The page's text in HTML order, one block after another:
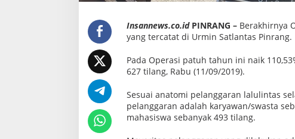
l
a
Insannews.co.idPINRANG – Berakhirnya
yang tercatat di Urmin Satlantas Pinrang.
Pada Operasi patuh tahun ini naik
627 tilang, Rabu (11/09/2019).
Sesuai anatomi pelanggaran lalulintas
pelanggaran adalah karyawan/swasta
mahasiswa sebanyak 493 tilang.